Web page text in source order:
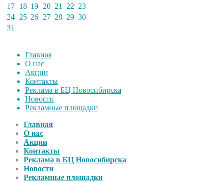
17 18 19 20 21 22 23
24 25 26 27 28 29 30
31
Главная
О нас
Акции
Контакты
Реклама в БЦ Новосибирска
Новости
Рекламные площадки
Главная
О нас
Акции
Контакты
Реклама в БЦ Новосибирска
Новости
Рекламные площадки